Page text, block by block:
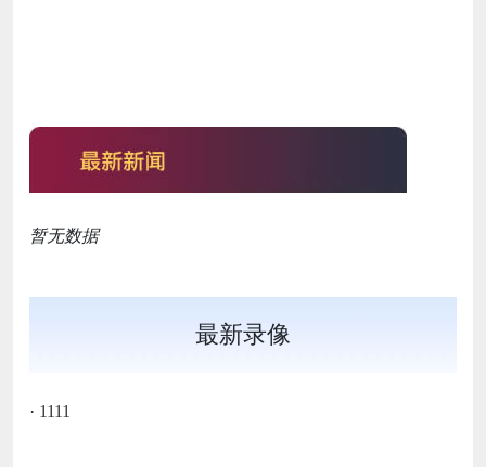
暂无数据
最新录像
· 1111